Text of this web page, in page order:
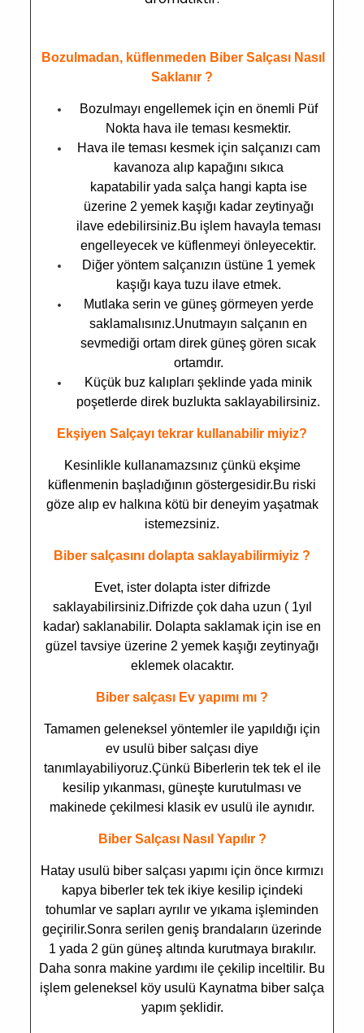
Bozulmadan, küflenmeden Biber Salçası Nasıl
Saklanır ?
Bozulmayı engellemek için en önemli Püf
Nokta hava ile teması kesmektir.
Hava ile teması kesmek için salçanızı cam
kavanoza alıp kapağını sıkıca
kapatabilir yada salça hangi kapta ise
üzerine 2 yemek kaşığı kadar zeytinyağı
ilave edebilirsiniz.Bu işlem havayla teması
engelleyecek ve küflenmeyi önleyecektir.
Diğer yöntem salçanızın üstüne 1 yemek
kaşığı kaya tuzu ilave etmek.
Mutlaka serin ve güneş görmeyen yerde
saklamalısınız.Unutmayın salçanın en
sevmediği ortam direk güneş gören sıcak
ortamdır.
Küçük buz kalıpları şeklinde yada minik
poşetlerde direk buzlukta saklayabilirsiniz.
Ekşiyen Salçayı tekrar kullanabilir miyiz?
Kesinlikle kullanamazsınız çünkü ekşime
küflenmenin başladığının göstergesidir.Bu riski
göze alıp ev halkına kötü bir deneyim yaşatmak
istemezsiniz.
Biber salçasını dolapta saklayabilirmiyiz ?
Evet, ister dolapta ister difrizde
saklayabilirsiniz.Difrizde çok daha uzun ( 1yıl
kadar) saklanabilir. Dolapta saklamak için ise en
güzel tavsiye üzerine 2 yemek kaşığı zeytinyağı
eklemek olacaktır.
Biber salçası Ev yapımı mı ?
Tamamen geleneksel yöntemler ile yapıldığı için
ev usulü biber salçası diye
tanımlayabiliyoruz.Çünkü Biberlerin tek tek el ile
kesilip yıkanması, güneşte kurutulması ve
makinede çekilmesi klasik ev usulü ile aynıdır.
Biber Salçası Nasıl Yapılır ?
Hatay usulü biber salçası yapımı için önce kırmızı
kapya biberler tek tek ikiye kesilip içindeki
tohumlar ve sapları ayrılır ve yıkama işleminden
geçirilir.Sonra serilen geniş brandaların üzerinde
1 yada 2 gün güneş altında kurutmaya bırakılır.
Daha sonra makine yardımı ile çekilip inceltilir. Bu
işlem geleneksel köy usulü Kaynatma biber salça
yapım şeklidir.